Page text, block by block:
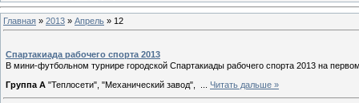
Главная » 2013 » Апрель » 12
Спартакиада рабочего спорта 2013
В мини-футбольном турнире городской Спартакиады рабочего спорта 2013 на
Группа A "Теплосети", "Механический завод", Читать дальше »